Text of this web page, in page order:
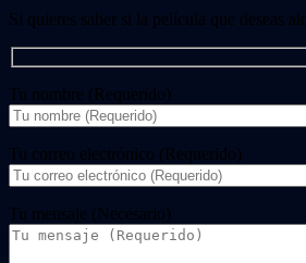
Si quieres saber si la película que deseas
Tu nombre (Requerido)
Tu correo electrónico (Requerido)
Tu mensaje (Necesario)